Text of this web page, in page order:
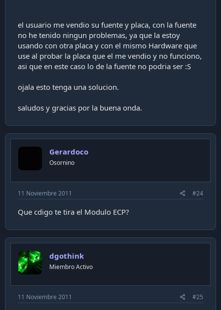
el usuario me vendio su fuente y placa, con la fuente
no he tenido ningun problemas, ya que la estoy
usando con otra placa y con el mismo Hardware que
use al probar la placa que el me vendio y no funciono,
asi que en este caso lo de la fuente no podria ser :S
ojala esto tenga una solucion.
saludos y gracias por la buena onda.
Gerardoco
Osornino
11 Noviembre 2011 #24
Que cdigo te tira el Modulo ECP?
dgothink
Miembro Activo
11 Noviembre 2011 #25